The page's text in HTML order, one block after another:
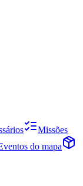
Missões
do mapa